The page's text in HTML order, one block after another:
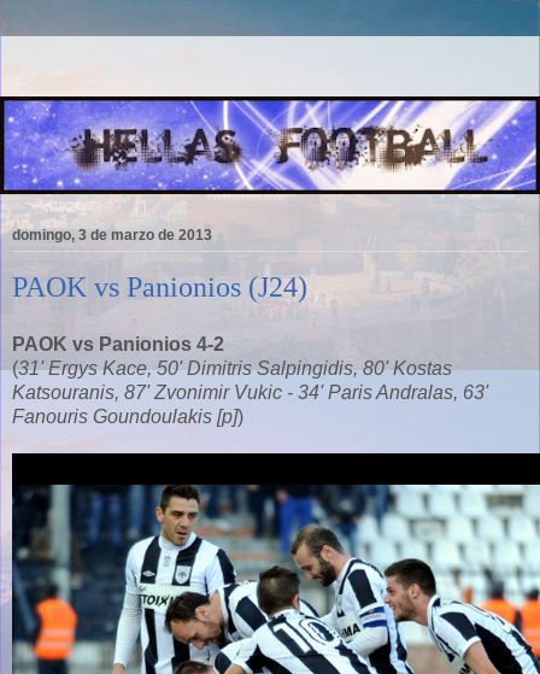
domingo, 3 de marzo de 2013
PAOK vs Panionios (J24)
PAOK vs Panionios 4-2
(31' Ergys Kace, 50' Dimitris Salpingidis, 80' Kostas
Katsouranis, 87' Zvonimir Vukic - 34' Paris Andralas, 63'
Fanouris Goundoulakis [p])